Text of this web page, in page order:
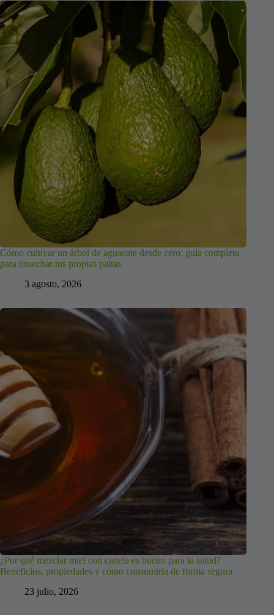
Cómo cultivar un árbol de aguacate desde cero: guía completa
para cosechar tus propias paltas
3 agosto, 2026
¿Por qué mezclar miel con canela es bueno para la salud?
Beneficios, propiedades y cómo consumirla de forma segura
23 julio, 2026